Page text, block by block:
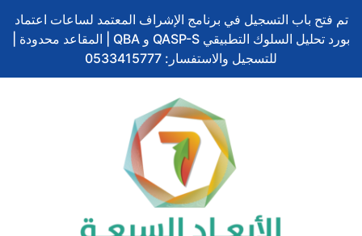
إلى
المحتوى
تم فتح باب التسجيل في برنامج الإشراف المعتمد لساعات اعتماد
بورد تحليل السلوك التطبيقي QASP-S و QBA | المقاعد محدودة |
للتسجيل والاستفسار: 0533415777